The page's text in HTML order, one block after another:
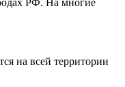
РФ. На многие
на всей территории